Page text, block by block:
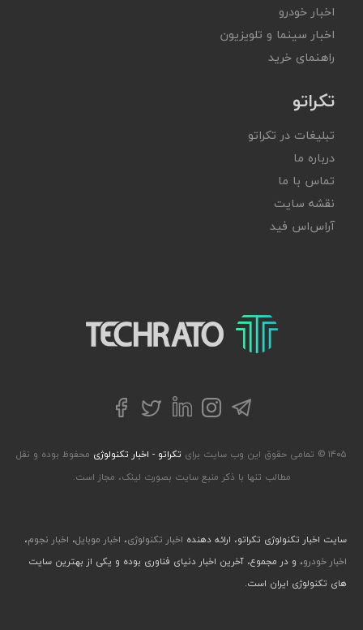
اخبار خودرو
اخبار سینما و تلویزیون
راهنمای خرید
تکراتو
تبلیغات در تکراتو
درباره ما
تماس با ما
نقشه سایت
آر‌اس‌اس فید
تکراتو – زندگی با تکنولوژی
تلگراماینستاگرام
لینکداینتوییترفیسبوک
۱۴۰۵ © تمامی حقوق این وب سایت برای تکراتو - اخبار تکنولوژی محفوظ بوده و نقل
مطالب تنها با ذکر منبع سایت بصورت لینک، مجاز است.
سایت اخبار تکنولوژی تکراتو، ارائه دهنده اخبار تکنولوژی، اخبار موبایل، اخبار نجوم،
اخبار خودرو، و در مجموع، آخرین اخبار دنیای فناوری بوده و یکی از بهترین سایت
های تکنولوژی ایران است.